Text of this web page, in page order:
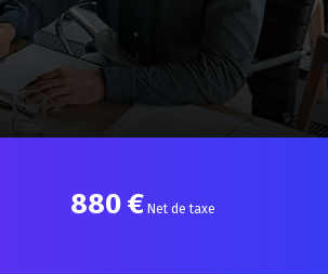
880 € Net de taxe